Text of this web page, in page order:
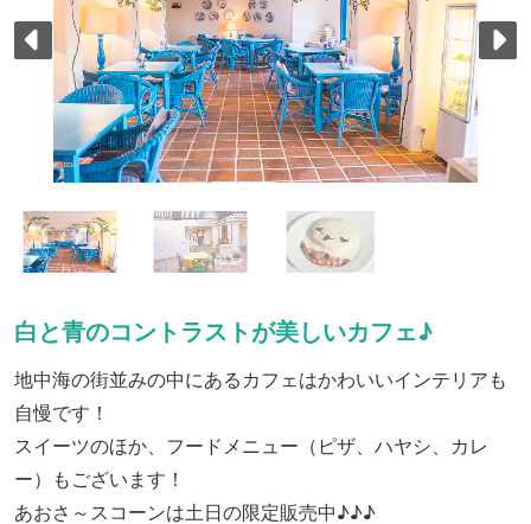
白と青のコントラストが美しいカフェ♪
地中海の街並みの中にあるカフェはかわいいインテリアも
自慢です！
スイーツのほか、フードメニュー（ピザ、ハヤシ、カレ
ー）もございます！
あおさ～スコーンは土日の限定販売中♪♪♪